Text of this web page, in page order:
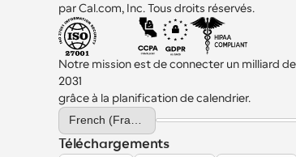
par Cal.com, Inc. Tous droits réservés.
Notre mission est de connecter un milliard
2031
grâce à la planification de calendrier.
Select Language
French (France)
Téléchargements